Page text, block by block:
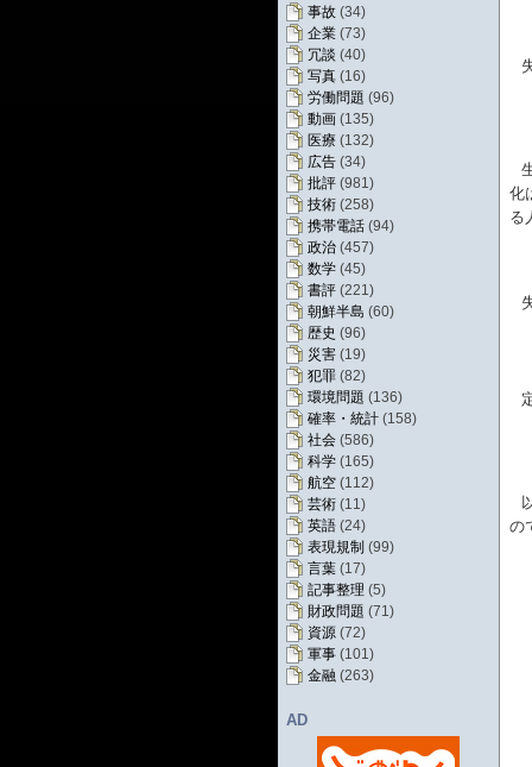
事故 (34)
企業 (73)
冗談 (40)
写真 (16)
労働問題 (96)
動画 (135)
医療 (132)
広告 (34)
批評 (981)
技術 (258)
携帯電話 (94)
政治 (457)
数学 (45)
書評 (221)
朝鮮半島 (60)
歴史 (96)
災害 (19)
犯罪 (82)
環境問題 (136)
確率・統計 (158)
社会 (586)
科学 (165)
航空 (112)
芸術 (11)
英語 (24)
表現規制 (99)
言葉 (17)
記事整理 (5)
財政問題 (71)
資源 (72)
軍事 (101)
金融 (263)
AD
化
る
の